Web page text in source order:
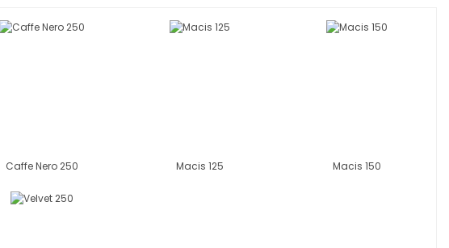
Caffe Nero 250 Macis 125 Macis 150